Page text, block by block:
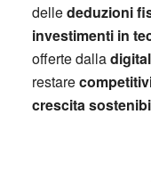
dellededuzioni
investimenti in
offerte dalla
restare
crescita